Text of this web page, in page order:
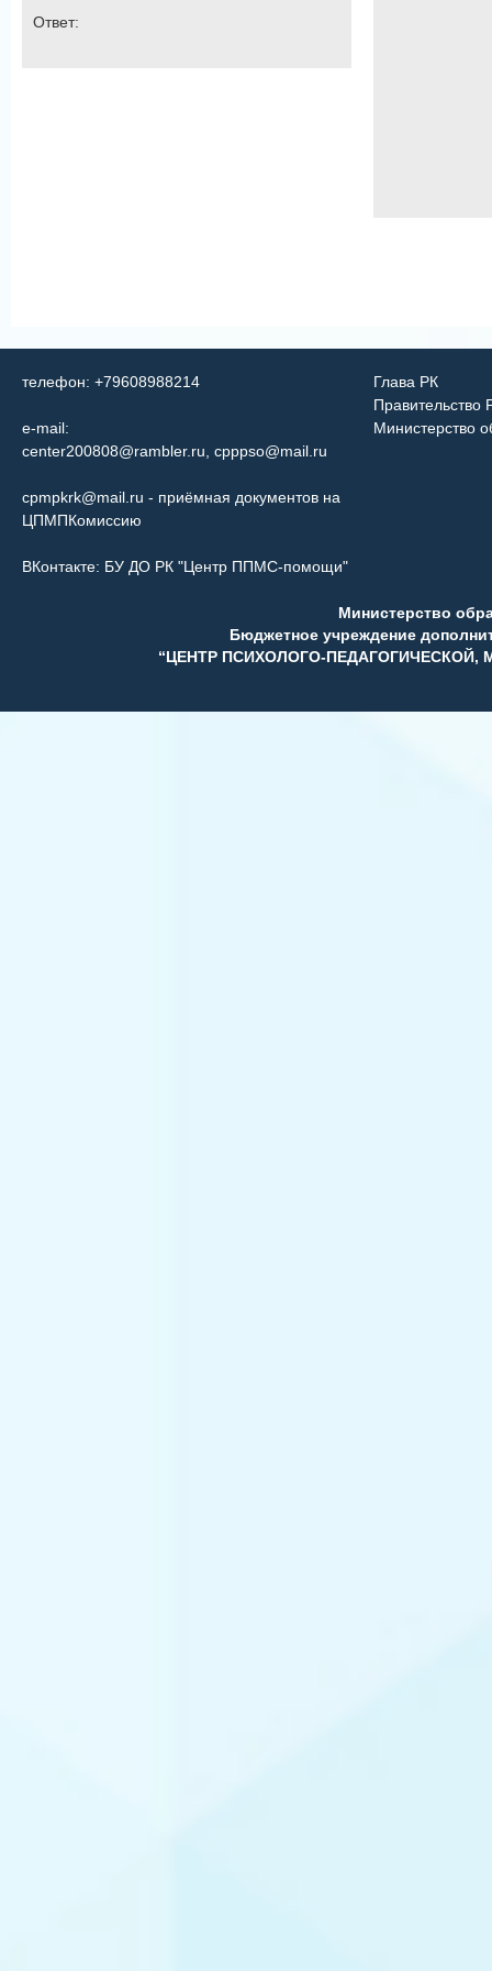
Ответ:
телефон: +79608988214
e-mail:
center200808@rambler.ru cpppso@mail.ru
cpmpkrk@mail.ru - приёмная документов на
ЦПМПКомиссию
ВКонтакте: БУ ДО РК "Центр ППМС-помощи"
Глава РК
Правительство
Министерство
Министерство
Бюджетное учреждение
“ЦЕНТР ПСИХОЛОГО-